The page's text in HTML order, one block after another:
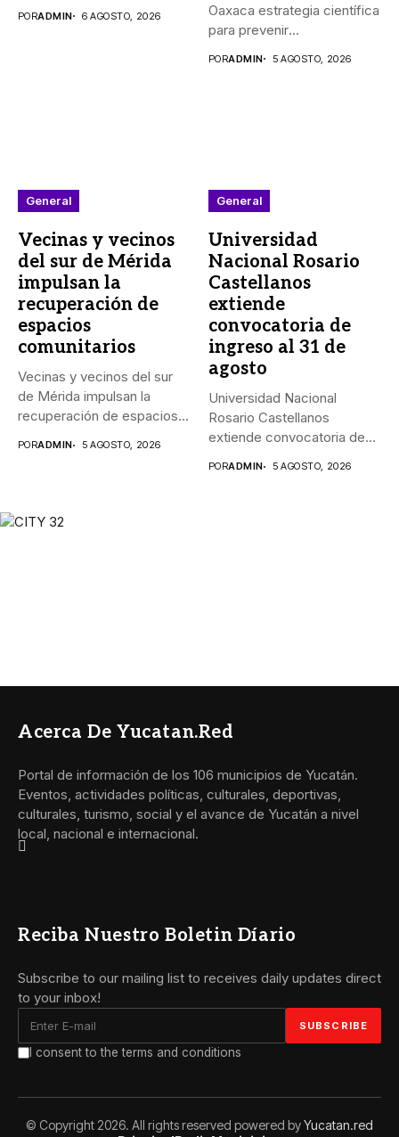
PORADMIN 6 AGOSTO, 2026
Oaxaca estrategia científica
para prevenir
PORADMIN 5 AGOSTO, 2026
General
Vecinas y vecinos
del sur de Mérida
impulsan la
recuperación de
espacios
comunitarios
Vecinas y vecinos del sur
de Mérida impulsan la
recuperación de espacios...
PORADMIN 5 AGOSTO, 2026
General
Universidad
Nacional Rosario
Castellanos
extiende
convocatoria de
ingreso al 31 de
agosto
Universidad Nacional
Rosario Castellanos
extiende convocatoria de
PORADMIN 5 AGOSTO, 2026
Acerca De Yucatan.red
Portal de información de los 106 municipios de Yucatán.
Eventos, actividades políticas, culturales, deportivas,
culturales, turismo, social y el avance de Yucatán a nivel
local, nacional e internacional.
Reciba Nuestro Boletin Díario
Subscribe to our mailing list to receives daily updates direct
to your inbox!
I consent to the terms and conditions
© Copyright 2026. All rights reserved powered byYucatan.red